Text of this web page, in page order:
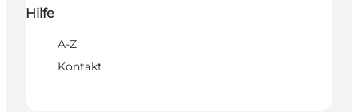
Hilfe
A-Z
Kontakt